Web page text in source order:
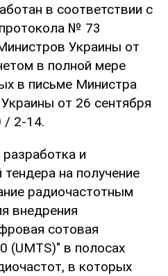
в соответствии с
№ 73
Украины от
в полной мере
в письме Министра
от 26 сентября
/ 2-14.
и
на получение
радиочастотным
внедрения
сотовая
(UMTS)" в полосах
в которых